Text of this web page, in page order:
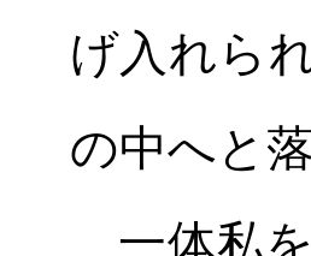
げ入れら
の中へと
一体私